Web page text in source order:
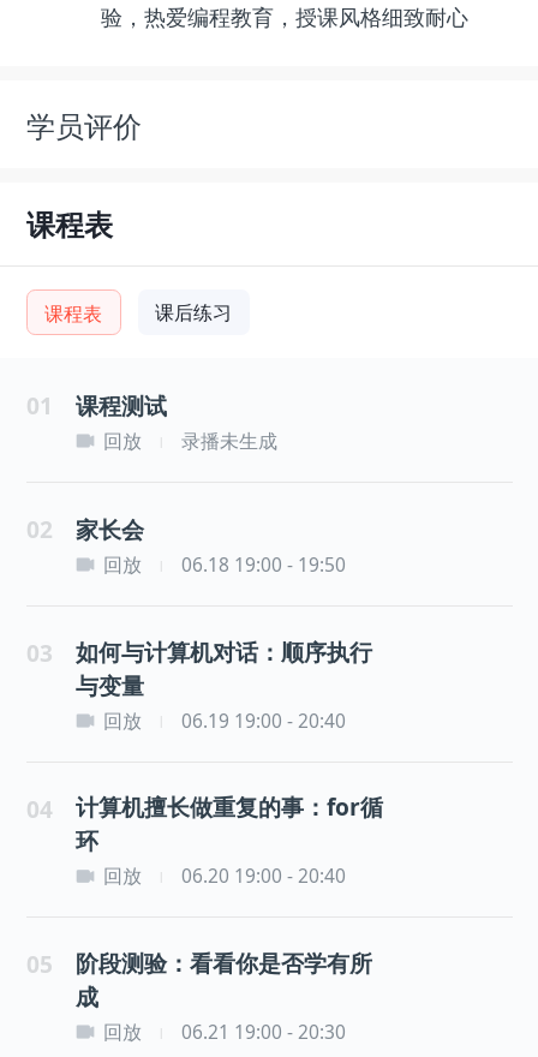
验，热爱编程教育，授课风格细致耐心
学员评价
课程表
课程表 课后练习
01 课程测试
回放 录播未生成
02 家长会
回放 06.18 19:00 - 19:50
03
如何与计算机对话：顺序执行
与变量
回放 06.19 19:00 - 20:40
04
计算机擅长做重复的事：for循
环
回放 06.20 19:00 - 20:40
05
阶段测验：看看你是否学有所
成
回放 06.21 19:00 - 20:30